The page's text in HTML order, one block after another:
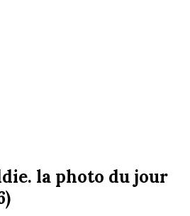
la photo du jour